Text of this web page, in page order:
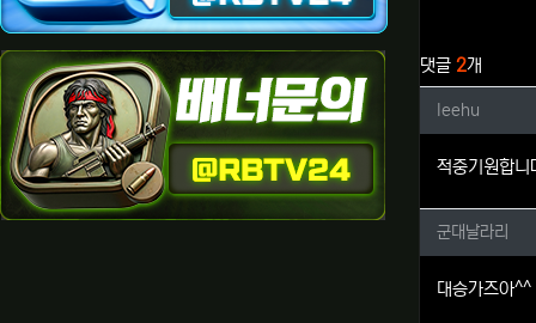
댓글 2개
leehu님
leehu
적중기원합니
군대날
군대날라리
대승가즈아^^